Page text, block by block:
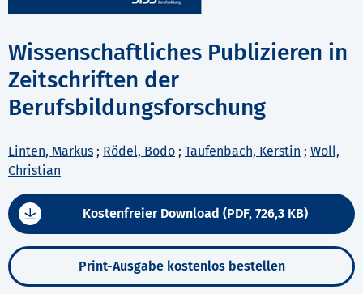
Wissenschaftliches Publizieren in
Zeitschriften der
Berufsbildungsforschung
Linten, Markus ; Rödel, Bodo ; Taufenbach, Kerstin ; Woll,
Christian
Kostenfreier Download (PDF, 726,3 KB)
Print-Ausgabe kostenlos bestellen